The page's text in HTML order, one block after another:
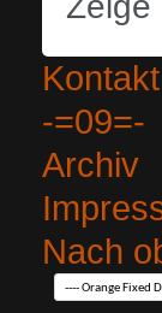
Kontakt
-=09=-
Archiv
Nach